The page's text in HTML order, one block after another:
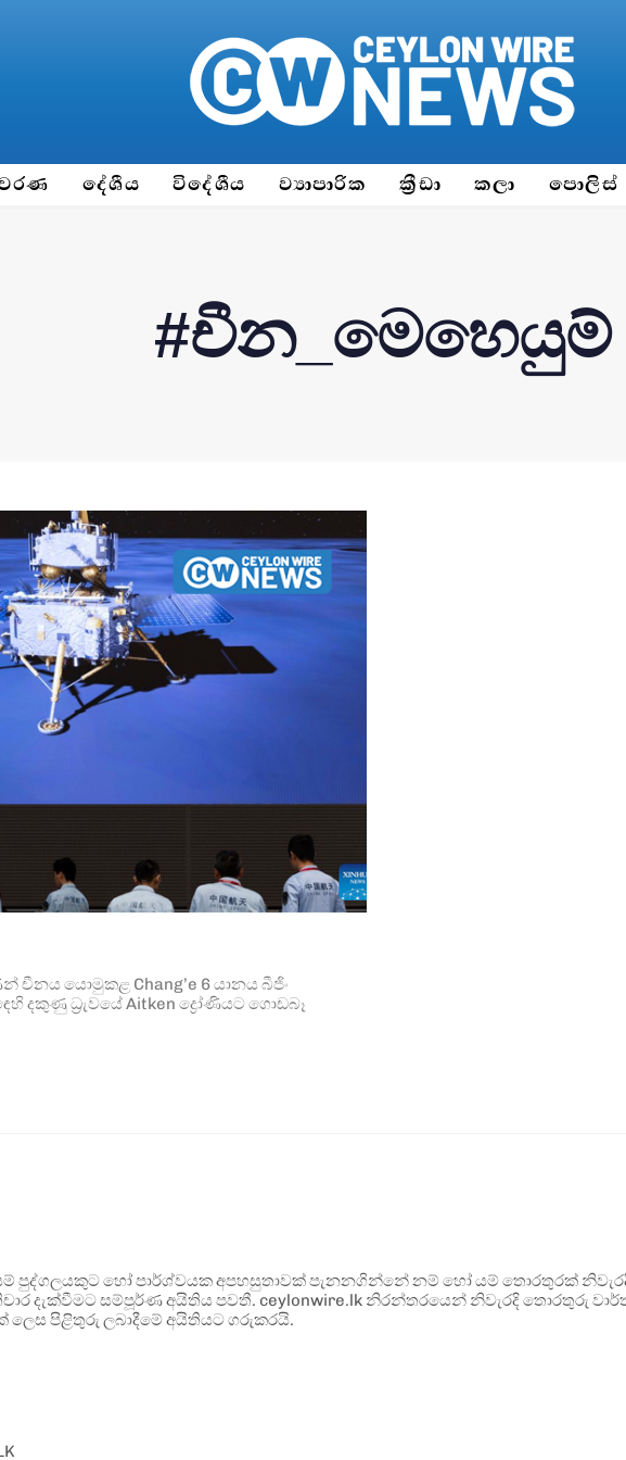
දේශීය විදේශීය ව්‍යාපාරික ක්‍රීඩා කලා පොලිස්
#චීන_මෙහෙයුම්
චීනය යොමුකළ Chang’e 6 යානය බීජිං
දකුණු ධ්‍රැවයේ Aitken ද්‍රෝණියට ගොඩබෑ
පුද්ගලයකුට හෝ පාර්ශ්වයක අපහසුතාවක් පැනනගින්නේ නම් හෝ යම් තොරතුරක්
දැක්වීමට සම්පූර්ණ අයිතිය පවතී. ceylonwire.lk නිරන්තරයෙන් නිවැරදි තොරතුරු
ලෙස පිළිතුරු ලබාදීමේ අයිතියට ගරුකරයි.